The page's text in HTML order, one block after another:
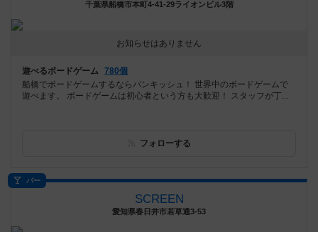
千葉県船橋市本町4-41-29ライオンビル3階
お知らせはありません
遊べるボードゲーム 780個
船橋でボードゲームするならバンキッシュ！ 世界中のボードゲームで
遊べます。 ボードゲームは初心者という方も大歓迎！ スタッフが丁...
フォローする
バー
SCREEN
愛知県春日井市若草通3-53